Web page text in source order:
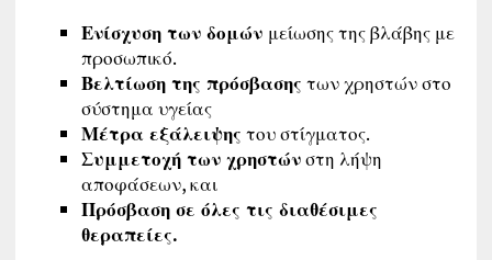
Ενίσχυση των δομών μείωσης της βλάβης με
προσωπικό.
Βελτίωση της πρόσβασης των χρηστών στο
σύστημα υγείας
Μέτρα εξάλειψης του στίγματος.
Συμμετοχή των χρηστώνστη λήψη
αποφάσεων, και
Πρόσβαση σε όλες τις διαθέσιμες
θεραπείες.